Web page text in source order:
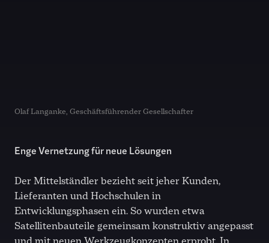
Olaf Langanke, Geschäftsführender Gesellschafter
Enge Vernetzung für neue Lösungen
Der Mittelständler bezieht seit jeher Kunden,
Lieferanten und Hochschulen in
Entwicklungsphasen ein. So wurden etwa
Satellitenbauteile gemeinsam konstruktiv angepasst